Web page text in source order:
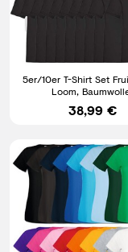
5er/10er T-Shirt Set
Loom,
38,99 €